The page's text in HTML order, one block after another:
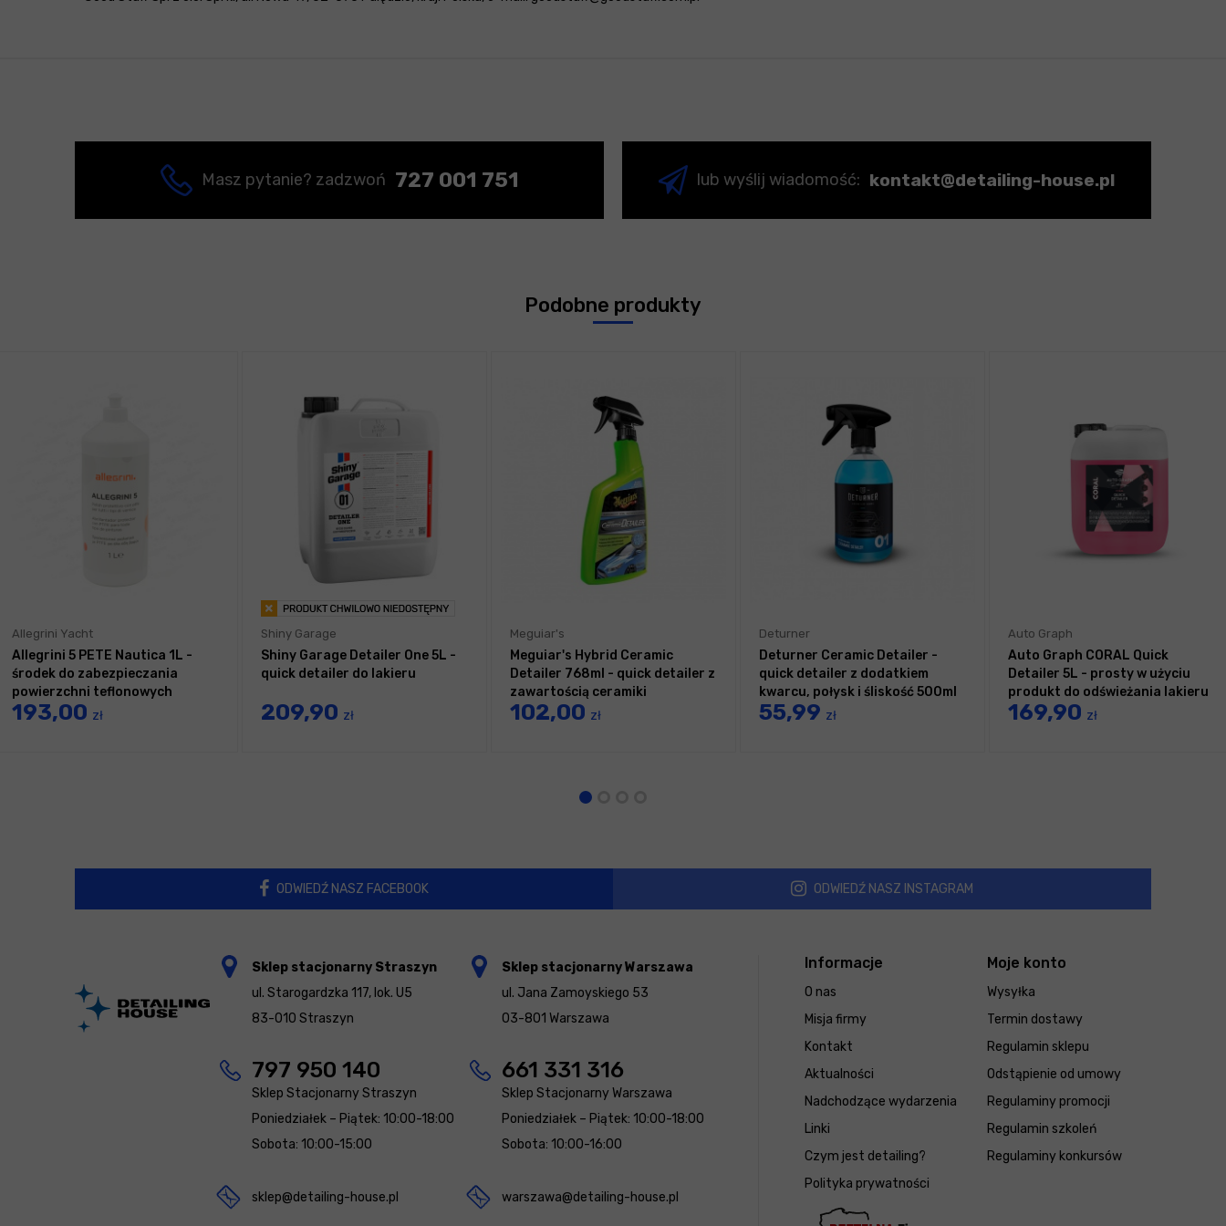
Masz pytanie? zadzwoń 727 001 751 lub wyślij wiadomość: kontakt@detailing-house.pl
Podobne produkty
Allegrini Yacht
Allegrini 5 PETE Nautica 1L -
środek do zabezpieczania
powierzchni teflonowych
nylonowych
193,00 zł
Shiny Garage
Shiny Garage Detailer One 5L -
quick detailer do lakieru
209,90 zł
Meguiar's
Meguiar's Hybrid Ceramic
Detailer 768ml - quick detailer z
zawartością ceramiki
102,00 zł
Deturner
Deturner Ceramic Detailer -
quick detailer z dodatkiem
kwarcu, połysk i śliskość 500ml
55,99 zł
Auto Graph
Auto Graph CORAL Quick
Detailer 5L - prosty w użyciu
produkt do odświeżania lakieru
169,90 zł
ODWIEDŹ NASZ FACEBOOK ODWIEDŹ NASZ INSTAGRAM
Informacje
O nas
Misja firmy
Kontakt
Aktualności
Nadchodzące wydarzenia
Linki
Czym jest detailing?
Polityka prywatności
Moje konto
Wysyłka
Termin dostawy
Regulamin sklepu
Odstąpienie od umowy
Regulaminy promocji
Regulamin szkoleń
Regulaminy konkursów
Sklep stacjonarny Straszyn
ul. Starogardzka 117, lok. U5
83-010 Straszyn
797 950 140
Sklep Stacjonarny Straszyn
Poniedziałek – Piątek: 10:00-18:00
Sobota: 10:00-15:00
sklep@detailing-house.pl
Sklep stacjonarny Warszawa
ul. Jana Zamoyskiego 53
03-801 Warszawa
661 331 316
Sklep Stacjonarny Warszawa
Poniedziałek – Piątek: 10:00-18:00
Sobota: 10:00-16:00
warszawa@detailing-house.pl